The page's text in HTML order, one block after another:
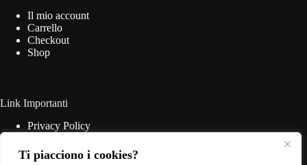
Ti piacciono i cookies?
Il mio account
Carrello
Checkout
Shop
Link Importanti
Privacy Policy
Termini & Condizioni
Contatti